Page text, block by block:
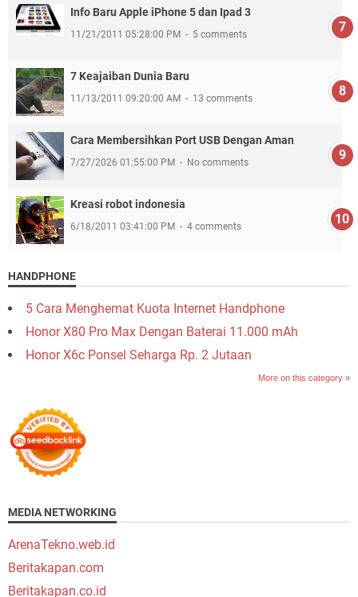
Info Baru Apple iPhone 5 dan Ipad 3
11/21/2011 05:28:00 PM 5 comments
7 Keajaiban Dunia Baru
11/13/2011 09:20:00 AM 13 comments
Cara Membersihkan Port USB Dengan Aman
7/27/2026 01:55:00 PM No comments
Kreasi robot indonesia
6/18/2011 03:41:00 PM 4 comments
HANDPHONE
5 Cara Menghemat Kuota Internet Handphone
Honor X80 Pro Max Dengan Baterai 11.000 mAh
Honor X6c Ponsel Seharga Rp. 2 Jutaan
More on this category »
MEDIA NETWORKING
ArenaTekno.web.id
Beritakapan.com
Beritakapan.co.id